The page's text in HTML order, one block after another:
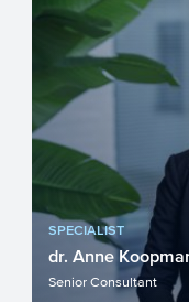
waarbinnen
vervaardigd
SPECIALIST
dr. Anne
Senior Consultant